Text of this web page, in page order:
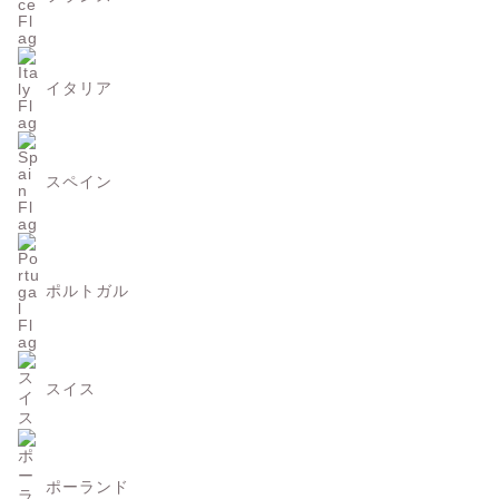
イタリア
スペイン
ポルトガル
スイス
ポーランド